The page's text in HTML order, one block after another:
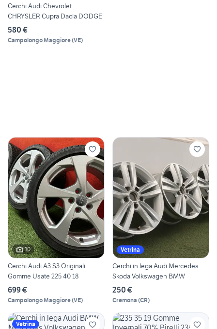
Cerchi Audi Chevrolet
CHRYSLER Cupra Dacia DODGE
580 €
Campolongo Maggiore(VE)
10
Cerchi Audi A3 S3 Originali
Gomme Usate 225 40 18
699 €
Campolongo Maggiore(VE)
Vetrina
Cerchi in lega Audi Mercedes
Skoda Volkswagen BMW
250 €
Cremona (CR)
Vetrina